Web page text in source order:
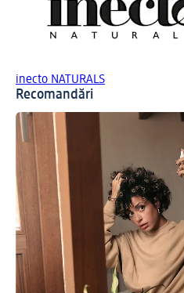
inecto NATURALS
Recomandări